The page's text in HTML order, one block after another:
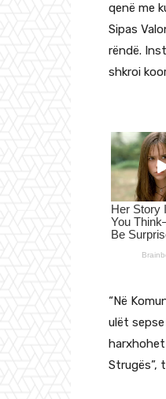
qenë me
Sipas
rëndë.
shkroi
“Në
ulët
Strugës”,